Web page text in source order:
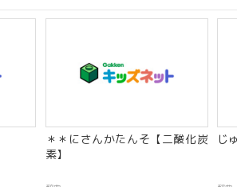
＊＊にさんかたんそ【二酸化炭
素】
じ